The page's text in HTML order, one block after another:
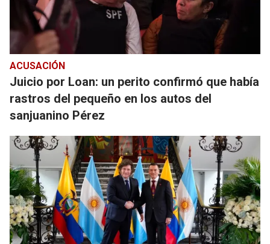
ACUSACIÓN
Juicio por Loan: un perito confirmó que había
rastros del pequeño en los autos del
sanjuanino Pérez